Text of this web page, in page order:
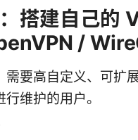
搭建自己的
/
需要高自定义、可扩
维护的用户。